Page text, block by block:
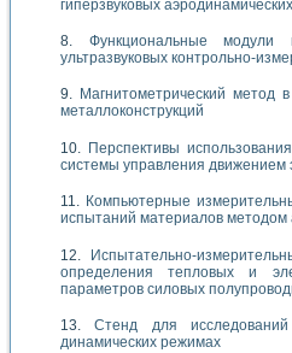
гиперзвуковых
Функциональные
ультразвуковых контрольно-
Магнитометрический метод
металлоконструкций
Перспективы
системы управления движением
Компьютерные
испытаний материалов методом
Испытательно-
определения тепловых и
параметров силовых
Стенд для
динамических режимах